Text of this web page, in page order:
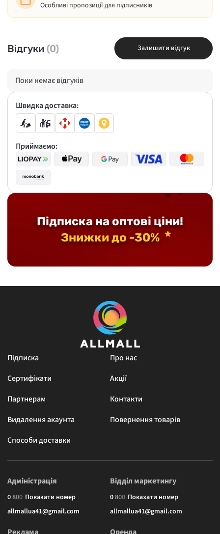
Особливі пропозиції для підписників
Відгуки (0) Залишити відгук
Поки немає відгуків
Підписка на оптові ціни!
Знижки до -30%
Швидка доставка:
Приймаємо:
Підписка
Про нас
Сертифікати
Акції
Партнерам
Контакти
Видалення акаунта
Повернення товарів
Способи доставки
Адміністрація
0800 Показати номер
allmallua41@gmail.com
Відділ маркетингу
0800 Показати номер
allmallua41@gmail.com